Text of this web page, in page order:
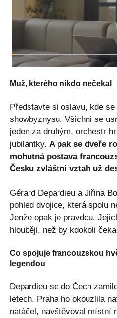
Muž, kterého nikdo nečekal
Představte si oslavu, kde
showbyznysu. Všichni se
jeden za druhým, orchestr
jubilantky. A pak se dveře
mohutná postava
Česku zvláštní vztah už
Gérard Depardieu a Jiřina
pohled dvojice, která spolu
Jenže opak je pravdou.
hlouběji, než by kdokoli
Co spojuje francouzskou
legendou
Depardieu se do Čech
letech. Praha ho okouzlila
natáčel, navštěvoval místní